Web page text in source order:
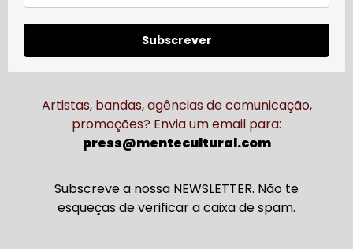
Subscrever
Artistas, bandas, agências de comunicação,
promoções? Envia um email para:
press@mentecultural.com
Subscreve a nossa NEWSLETTER. Não te
esqueças de verificar a caixa de spam.